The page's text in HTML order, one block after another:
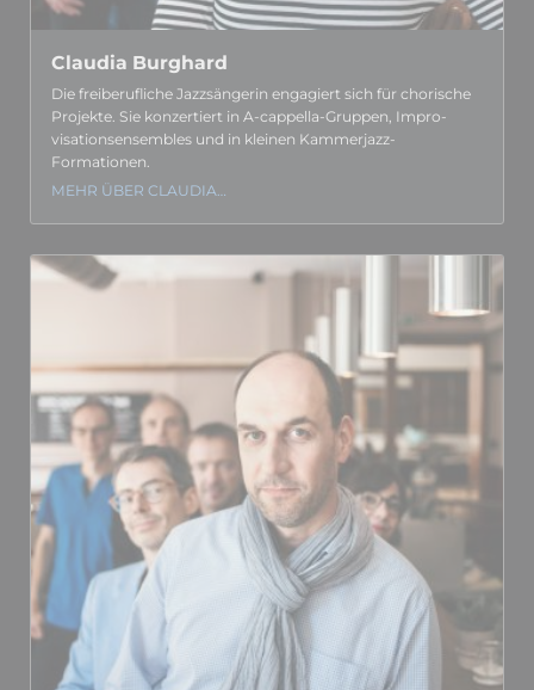
Claudia Burghard
Die frei­berufliche Jazz­sängerin engagiert sich für chorische
Projekte. Sie konzertiert in A-cappella-Gruppen, Impro­
visations­ensembles und in kleinen Kammerjazz-
Formationen.
MEHR ÜBER CLAUDIA…